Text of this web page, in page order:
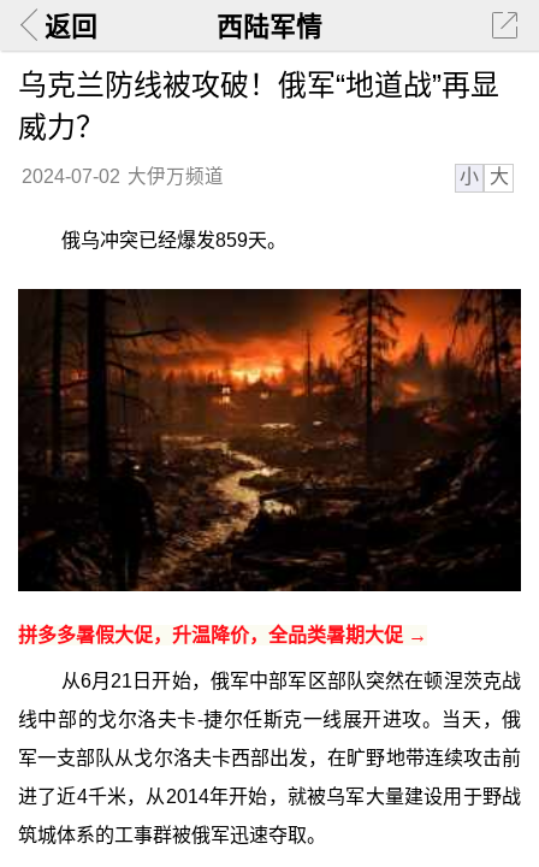
返回 西陆军情
乌克兰防线被攻破！俄军“地道战”再显
威力？
2024-07-02 大伊万频道 小 大
俄乌冲突已经爆发859天。
拼多多暑假大促，升温降价，全品类暑期大促 →
从6月21日开始，俄军中部军区部队突然在顿涅茨克战
线中部的戈尔洛夫卡-捷尔任斯克一线展开进攻。当天，俄
军一支部队从戈尔洛夫卡西部出发，在旷野地带连续攻击前
进了近4千米，从2014年开始，就被乌军大量建设用于野战
筑城体系的工事群被俄军迅速夺取。